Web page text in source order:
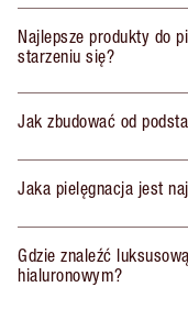
Najlepsze produkty do
starzeniu się?
Jak zbudować od
Jaka pielęgnacja jest
Gdzie znaleźć
hialuronowym?